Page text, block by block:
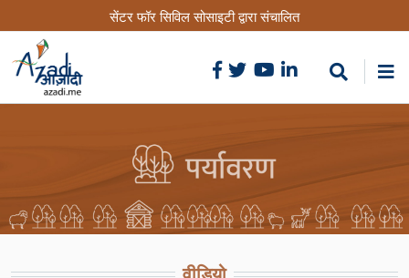
to
content
सेंटर फॉर सिविल सोसाइटी द्वारा संचालित